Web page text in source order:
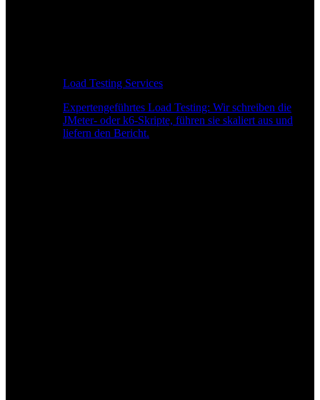
Load Testing Services
Expertengeführtes Load Testing: Wir schreiben die
JMeter- oder k6-Skripte, führen sie skaliert aus und
liefern den Bericht.